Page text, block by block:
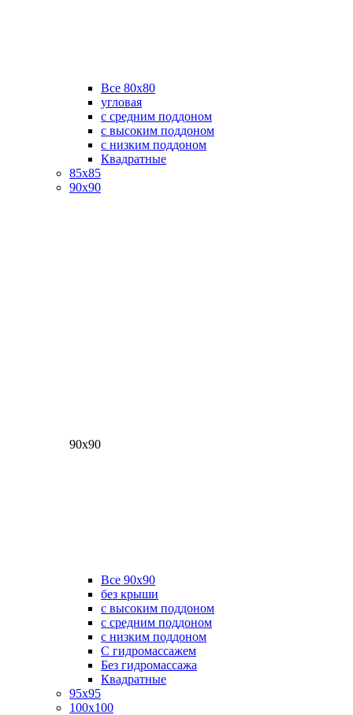
Все 80х80
угловая
с средним поддоном
с высоким поддоном
с низким поддоном
Квадратные
85х85
90х90
90х90
Все 90х90
без крыши
с высоким поддоном
с средним поддоном
с низким поддоном
С гидромассажем
Без гидромассажа
Квадратные
95х95
100х100